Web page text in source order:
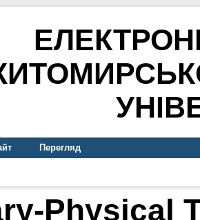
Перегляд
Physical